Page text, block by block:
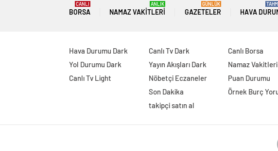
BORSA
CANLI
NAMAZ VAKITLERI
ANLIK
GAZETELER
GÜNLÜK
HAVA
Hava Durumu Dark
Yol Durumu Dark
Canlı Tv Light
Canlı Tv Dark
Yayın Akışları Dark
Nöbetçi Eczaneler
Son Dakika
takipçi satın al
Canlı Borsa
Namaz Vakitleri
Puan Durumu
Örnek Burç